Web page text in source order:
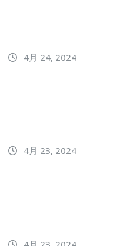
4月 24, 2024
4月 23, 2024